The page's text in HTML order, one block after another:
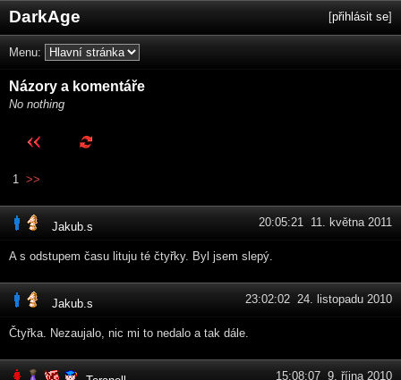
DarkAge [přihlásit se]
Menu:
Názory a komentáře
No nothing
1 >>
Jakub.s 20:05:21 11. května 2011
A s odstupem času lituju té čtyřky. Byl jsem slepý.
Jakub.s 23:02:02 24. listopadu 2010
Čtyřka. Nezaujalo, nic mi to nedalo a tak dále.
15:08:07 9. října 2010